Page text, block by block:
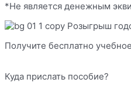
*Не является денежным
Получите бесплатно
Куда прислать пособие?